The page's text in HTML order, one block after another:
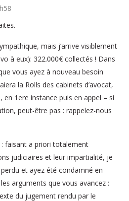
mais j’arrive visiblement
à eux): 322.000€ collectés ! Dans
vous ayez à nouveau besoin
la Rolls des cabinets d’avocat,
en 1ere instance puis en appel – si
peut-être pas : rappelez-nous
faisant a priori totalement
judiciaires et leur impartialité, je
et ayez été condamné en
arguments que vous avancez :
du jugement rendu par le